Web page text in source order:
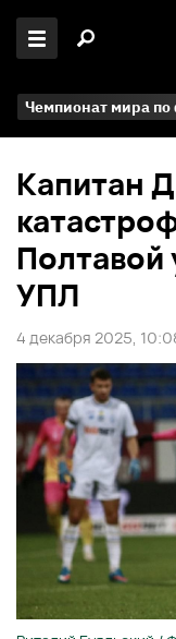
Чемпионат мира по
Капитан
Полтавой
УПЛ
4 декабря 2025,